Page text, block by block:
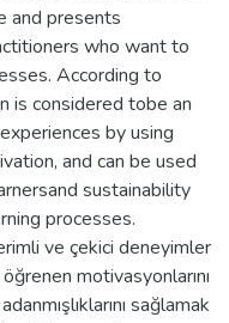
and presents
who want to
According to
is considered tobe an
by using
and can be used
sustainability
processes.
ve çekici deneyimler
motivasyonlarını
sağlamak